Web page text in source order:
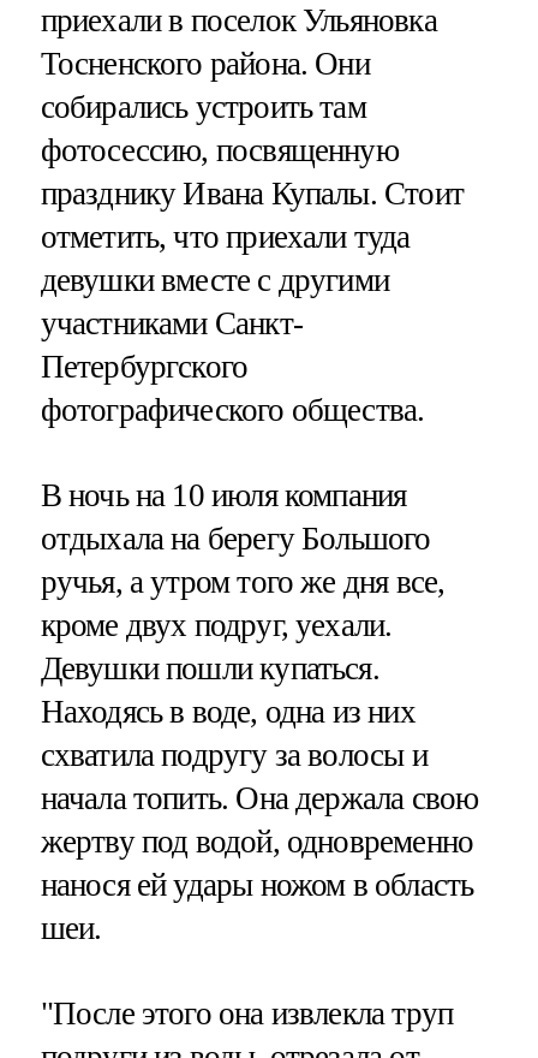
приехали в поселок Ульяновка
Тосненского района. Они
собирались устроить там
фотосессию, посвященную
празднику Ивана Купалы. Стоит
отметить, что приехали туда
девушки вместе с другими
участниками Санкт-
Петербургского
фотографического общества.
В ночь на 10 июля компания
отдыхала на берегу Большого
ручья, а утром того же дня все,
кроме двух подруг, уехали.
Девушки пошли купаться.
Находясь в воде, одна из них
схватила подругу за волосы и
начала топить. Она держала свою
жертву под водой, одновременно
нанося ей удары ножом в область
шеи.
"После этого она извлекла труп